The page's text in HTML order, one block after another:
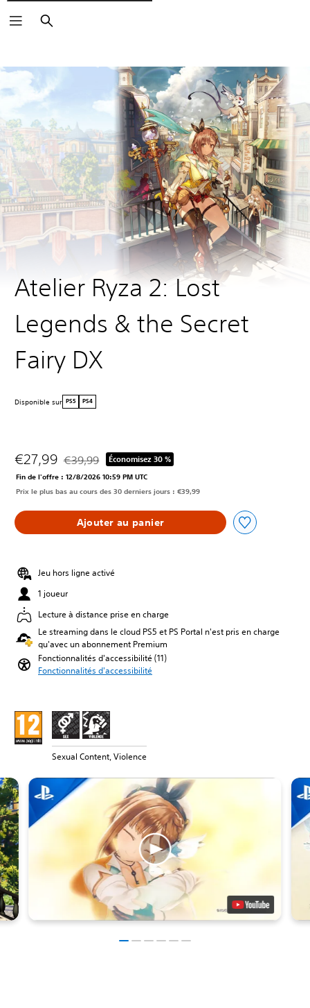
Rechercher
Atelier Ryza 2: Lost
Legends & the Secret
Fairy DX
Disponible sur PS5 PS4
€27,99 Remise par rapport au prix d'origine de €39,99
€39,99 Économisez 30 %
Fin de l'offre : 12/8/2026 10:59 PM UTC
Prix le plus bas au cours des 30 derniers jours : €39,99
Ajouter au panier
Jeu hors ligne activé
1 joueur
Lecture à distance prise en charge
Le streaming dans le cloud PS5 et PS Portal n'est pris en charge
qu'avec un abonnement Premium
Fonctionnalités d'accessibilité (11)
Fonctionnalités d'accessibilité
Sexual Content, Violence